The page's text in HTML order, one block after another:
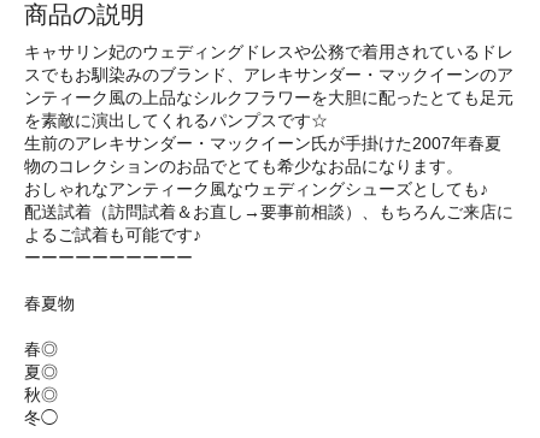
商品の説明
キャサリン妃のウェディングドレスや公務で着用されているドレ
スでもお馴染みのブランド、アレキサンダー・マックイーンのア
ンティーク風の上品なシルクフラワーを大胆に配ったとても足元
を素敵に演出してくれるパンプスです☆
生前のアレキサンダー・マックイーン氏が手掛けた2007年春夏
物のコレクションのお品でとても希少なお品になります。
おしゃれなアンティーク風なウェディングシューズとしても♪
配送試着（訪問試着＆お直し→要事前相談）、もちろんご来店に
よるご試着も可能です♪
ーーーーーーーーーー
春夏物
春◎
夏◎
秋◎
冬◯